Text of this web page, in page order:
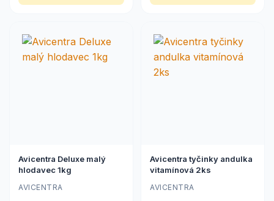
Avicentra Deluxe malý
hlodavec 1kg
AVICENTRA
Avicentra tyčinky andulka
vitamínová 2ks
AVICENTRA